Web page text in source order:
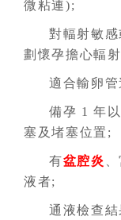
微粘連);
對輻射敏
劃懷孕擔心輻射
適合輸卵管
備孕 1 年
塞及堵塞位置;
有盆腔炎
液者;
通液檢查結